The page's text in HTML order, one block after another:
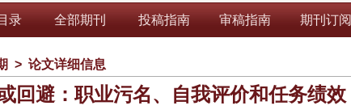
录 全部期刊 投稿指南 审稿指南 期刊订阅
> 论文详细信息
回避：职业污名、自我评价和任务绩效